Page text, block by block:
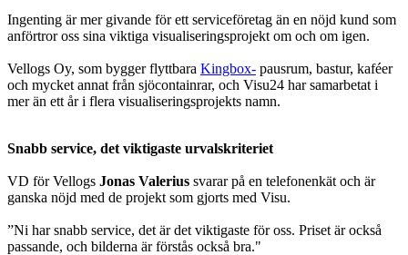
Ingenting är mer givande för ett serviceföretag än en nöjd kund som
anförtror oss sina viktiga visualiseringsprojekt om och om igen.
Vellogs Oy, som bygger flyttbara Kingbox- pausrum, bastur, kaféer
och mycket annat från sjöcontainrar, och Visu24 har samarbetat i
mer än ett år i flera visualiseringsprojekts namn.
Snabb service, det viktigaste urvalskriteriet
VD för Vellogs Jonas Valerius svarar på en telefonenkät och är
ganska nöjd med de projekt som gjorts med Visu.
”Ni har snabb service, det är det viktigaste för oss. Priset är också
passande, och bilderna är förstås också bra."